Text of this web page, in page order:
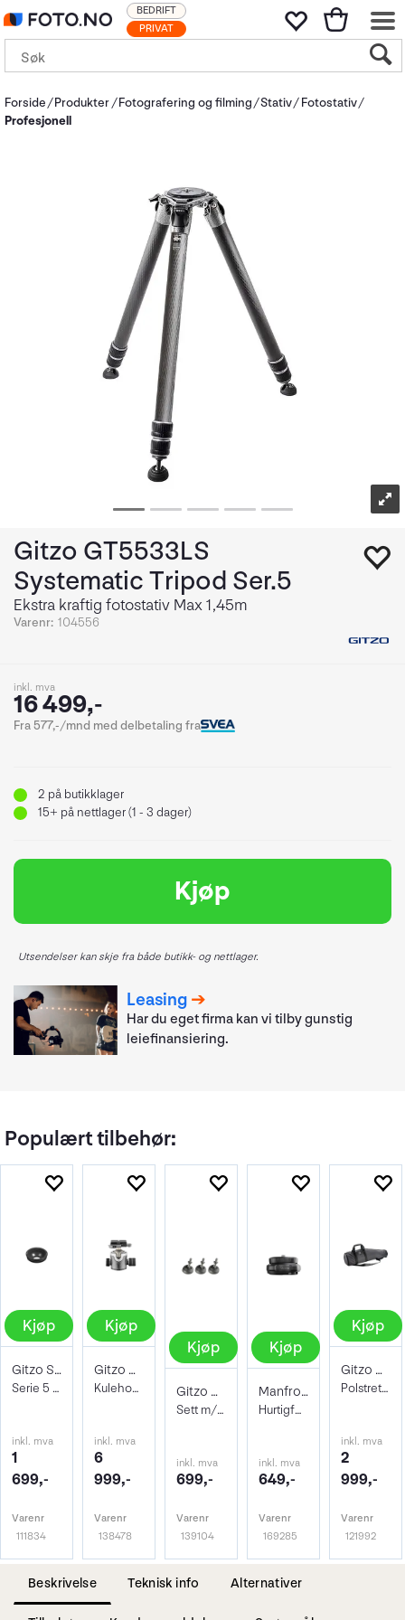
PRIVAT
BEDRIFT
Forside Produkter Fotografering og filming Stativ
Fotostativ
Profesjonell
Gitzo GT5533LS
Systematic Tripod Ser.5
Ekstra kraftig fotostativ Max 1,45m
Varenr: 104556
inkl. mva
16 499,-
Fra 577,-/mnd med delbetaling fra
2 på butikklager
15+ på nettlager (1 - 3 dager)
Kjøp
Utsendelser kan skje fra både butikk- og nettlager.
Leasing
Har du eget firma kan vi tilby gunstig
leiefinansiering.
Populært tilbehør:
Kjøp
Gitzo Systematic Videoskål GS5321V75
Serie 5 75mm skåladapter
inkl. mva
1
699,-
Varenr
111834
Kjøp
Gitzo GH4383LR Center Ball Head Ser. 4
Kulehode m/Arca hurtigfeste + hendel-lås
inkl. mva
6
999,-
Varenr
138478
Kjøp
Gitzo Gummiføtter GSF50 Big Foot
Sett m/3 stk originale ben føtter. 50mm
inkl. mva
699,-
Varenr
139104
Kjøp
Manfrotto XCHANGE Kit
Hurtigfeste for stativ og stativhode
inkl. mva
649,-
Varenr
169285
Kjøp
Gitzo GC5101 Tripod Bag Ser. 5
Polstret stativbag 89 x 23,5 cm
inkl. mva
2
999,-
Varenr
121992
Beskrivelse Teknisk info Alternativer